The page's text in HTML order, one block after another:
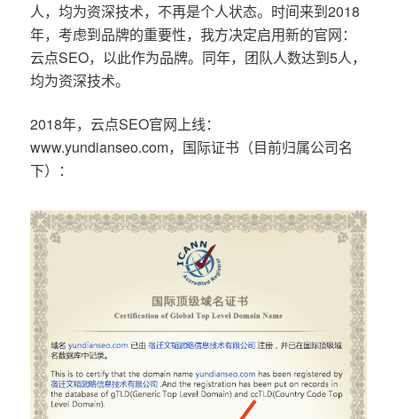
人，均为资深技术，不再是个人状态。时间来到2018
年，考虑到品牌的重要性，我方决定启用新的官网：
云点SEO，以此作为品牌。同年，团队人数达到5人，
均为资深技术。
2018年，云点SEO官网上线：
www.yundianseo.com，国际证书（目前归属公司名
下）：